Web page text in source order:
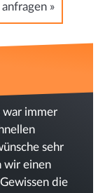
»
war immer
sehr
wir einen
die